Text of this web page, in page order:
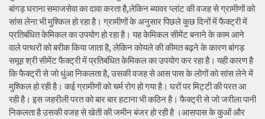
बांगड़ घराना समाजसेवा का दावा करता है,लेकिन ब्यावर प्लांट की वजह से ग्रामीणों को
सांस लेना भी मुश्किल हो रहा है। ग्रामीणों के अनुसार पिछले कुछ दिनों में फैक्ट्री में
प्रतिबंधित केमिकल का उपयोग हो रहा है। यह केमिकल सीमेंट बनाने के काम आने
वाले पत्थरों को बरीक किया जाता है, लेकिन कोयले की कीमत बढ़ने के कारण बांगड़
समूह श्री सीमेंट फैक्ट्री में प्रतिबंधित केमिकल का उपयोग कर रहा है। यही कारण है
कि फैक्ट्री से जो धुंआ निकलता है, उसकी वजह से आस पास के लोगों को सांस लेने में
मुश्किल हो रही है। कई ग्रामीणों को चर्म रोग हो गया है। घरों पर मिट्टी की परत आ
रही है। इस जहरीली परत को बार बार हटाना भी कठिन है। फैक्ट्री से जो जरीला पानी
निकलता है उसकी वजह से खेती की जमीन बंजर हो रही है ।आसपास के कुओं और